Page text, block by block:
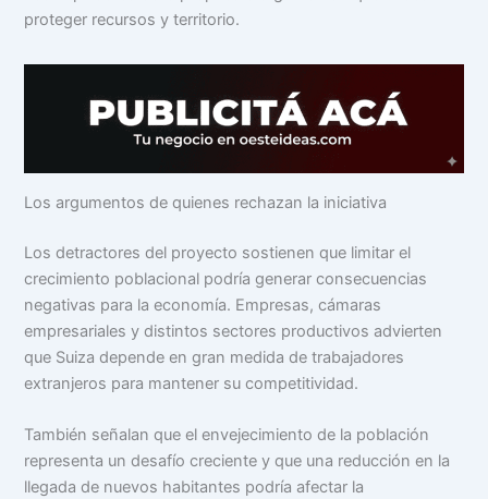
proteger recursos y territorio.
Los argumentos de quienes rechazan la iniciativa
Los detractores del proyecto sostienen que limitar el
crecimiento poblacional podría generar consecuencias
negativas para la economía. Empresas, cámaras
empresariales y distintos sectores productivos advierten
que Suiza depende en gran medida de trabajadores
extranjeros para mantener su competitividad.
También señalan que el envejecimiento de la población
representa un desafío creciente y que una reducción en la
llegada de nuevos habitantes podría afectar la